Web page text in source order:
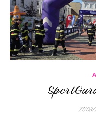
21/03/